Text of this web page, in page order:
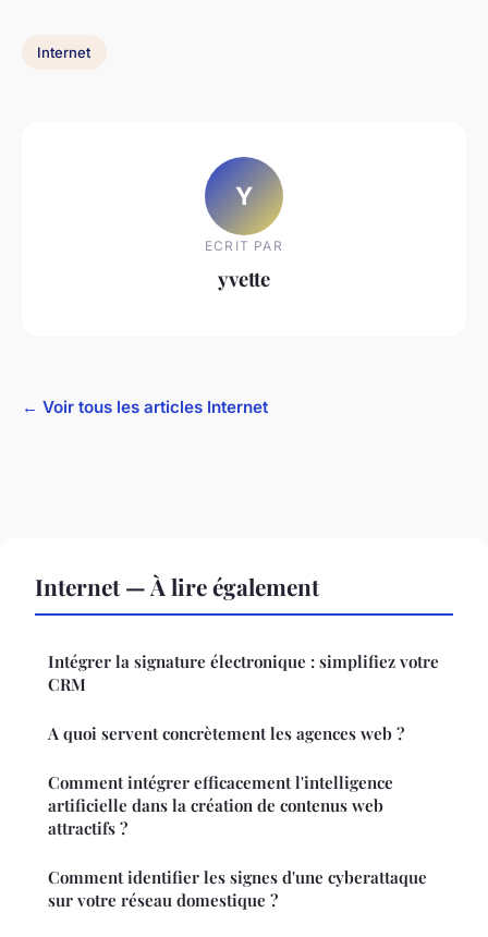
Internet
Y
ECRIT PAR
yvette
← Voir tous les articles Internet
Internet — À lire également
Intégrer la signature électronique : simplifiez votre
CRM
A quoi servent concrètement les agences web ?
Comment intégrer efficacement l'intelligence
artificielle dans la création de contenus web
attractifs ?
Comment identifier les signes d'une cyberattaque
sur votre réseau domestique ?